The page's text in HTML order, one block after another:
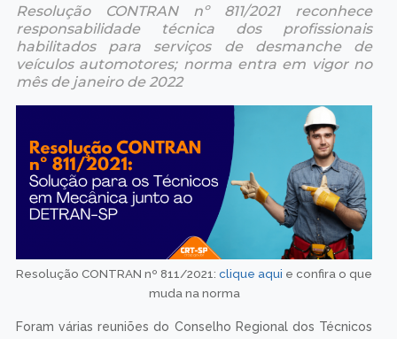
Resolução CONTRAN nº 811/2021 reconhece
responsabilidade técnica dos profissionais
habilitados para serviços de desmanche de
veículos automotores; norma entra em vigor no
mês de janeiro de 2022
Resolução CONTRAN nº 811/2021: clique aqui e confira o que
muda na norma
Foram várias reuniões do Conselho Regional dos Técnicos